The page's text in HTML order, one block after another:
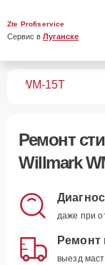
Zte Profiservice
Сервис в Луганске
WM-15T
Ремонт
Willmark
даже при
Ремонт
выезд